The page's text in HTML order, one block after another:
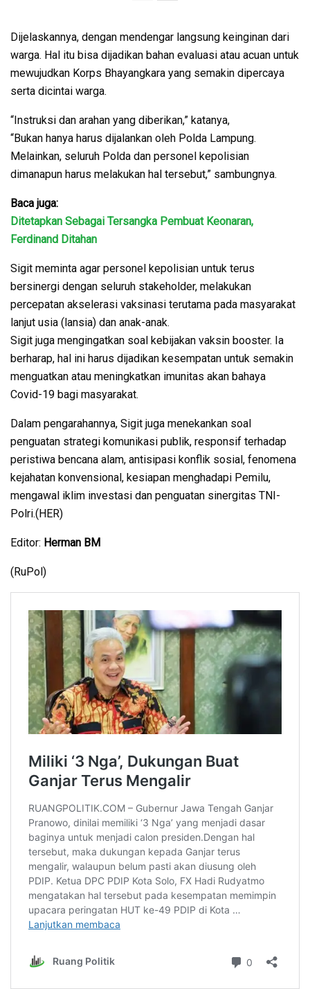
Dijelaskannya, dengan mendengar langsung keinginan dari
warga. Hal itu bisa dijadikan bahan evaluasi atau acuan untuk
mewujudkan Korps Bhayangkara yang semakin dipercaya
serta dicintai warga.
“Instruksi dan arahan yang diberikan,” katanya,
“Bukan hanya harus dijalankan oleh Polda Lampung.
Melainkan, seluruh Polda dan personel kepolisian
dimanapun harus melakukan hal tersebut,” sambungnya.
Baca juga:
Ditetapkan Sebagai Tersangka Pembuat Keonaran,
Ferdinand Ditahan
Sigit meminta agar personel kepolisian untuk terus
bersinergi dengan seluruh stakeholder, melakukan
percepatan akselerasi vaksinasi terutama pada masyarakat
lanjut usia (lansia) dan anak-anak.
Sigit juga mengingatkan soal kebijakan vaksin booster. Ia
berharap, hal ini harus dijadikan kesempatan untuk semakin
menguatkan atau meningkatkan imunitas akan bahaya
Covid-19 bagi masyarakat.
Dalam pengarahannya, Sigit juga menekankan soal
penguatan strategi komunikasi publik, responsif terhadap
peristiwa bencana alam, antisipasi konflik sosial, fenomena
kejahatan konvensional, kesiapan menghadapi Pemilu,
mengawal iklim investasi dan penguatan sinergitas TNI-
Polri.(HER)
Editor: Herman BM
(RuPol)